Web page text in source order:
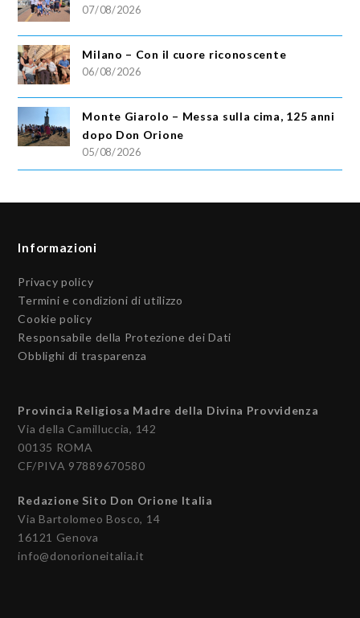
07/08/2026
Milano – Con il cuore riconoscente
06/08/2026
Monte Giarolo – Messa sulla cima, 125 anni
dopo Don Orione
05/08/2026
Informazioni
Privacy policy
Termini e condizioni di utilizzo
Cookie policy
Responsabile della Protezione dei Dati
Obblighi di trasparenza
Provincia Religiosa Madre della Divina Provvidenza
Via della Camilluccia, 142
00135 ROMA
CF/PIVA 97889670580
Redazione Sito Don Orione Italia
Via Bartolomeo Bosco, 14
16121 Genova
info@donorioneitalia.it